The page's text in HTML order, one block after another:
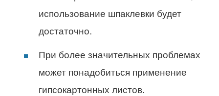
использование шпаклевки будет
достаточно.
При более значительных проблемах
может понадобиться применение
гипсокартонных листов.